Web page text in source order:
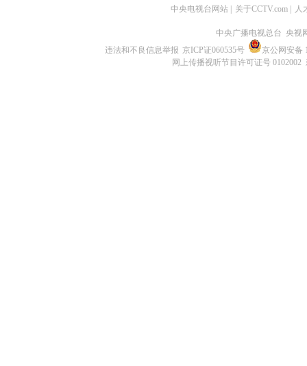
中央电视台网站 关于CCTV.com 人
中央广播电视总台 央视
违法和不良信息举报 京ICP证060535号
京公网安备
网上传播视听节目许可证号 0102002